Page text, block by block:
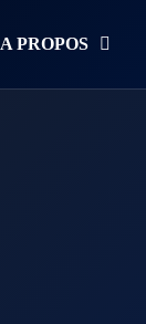
A PROPOS